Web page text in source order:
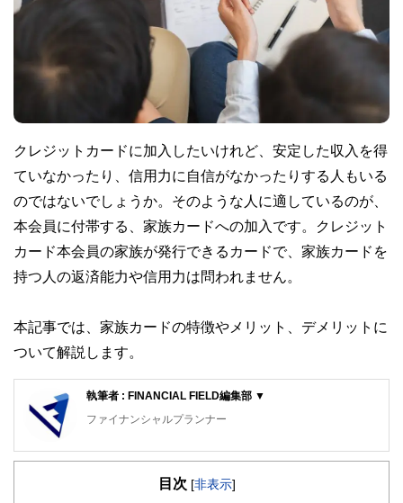
クレジットカードに加入したいけれど、安定した収入を得
ていなかったり、信用力に自信がなかったりする人もいる
のではないでしょうか。そのような人に適しているのが、
本会員に付帯する、家族カードへの加入です。クレジット
カード本会員の家族が発行できるカードで、家族カードを
持つ人の返済能力や信用力は問われません。
本記事では、家族カードの特徴やメリット、デメリットに
ついて解説します。
執筆者 : FINANCIAL FIELD編集部 ▼
ファイナンシャルプランナー
FinancialField編集部は、金融、経済に関する記事を、日々
知識がない方でも理解できるようわかりやすく発信していま
目次 [非表示]